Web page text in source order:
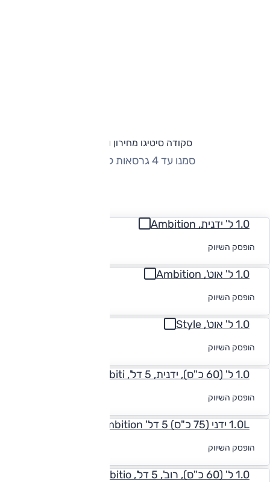
סקודה סיטיגו מחירון וגרסאות
סמנו עד 4 גרסאות להשוואה
1.0 ל' ידנית, Ambition
הופסק השיווק
1.0 ל' אוט', Ambition
הופסק השיווק
1.0 ל' אוט', Style
הופסק השיווק
1.0 ל' (60 כ"ס), ידנית, 5 דל', Ambiti
הופסק השיווק
1.0L ידני (75 כ"ס) 5 דל' Ambition
הופסק השיווק
1.0 ל' (60 כ"ס), רוב', 5 דל', Ambitio